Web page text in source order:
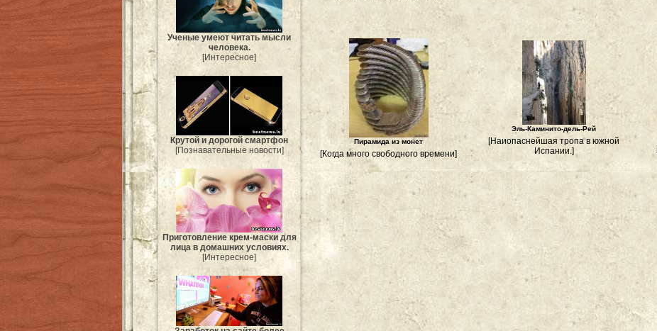
Ученые умеют читать мысли
человека.
[Интересное]
Крутой и дорогой смартфон
[Познавательные новости]
Приготовление крем-маски для
лица в домашних условиях.
[Интересное]
Пирамида из монет
[Когда много свободного времени]
Эль-Каминито-дель-Рей
[Наиопаснейшая тропа в южной
Испании.]